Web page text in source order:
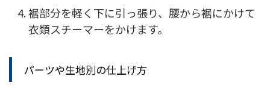
裾部分を軽く下に引っ張り、腰から裾にかけて
衣類スチーマーをかけます。
パーツや生地別の仕上げ方